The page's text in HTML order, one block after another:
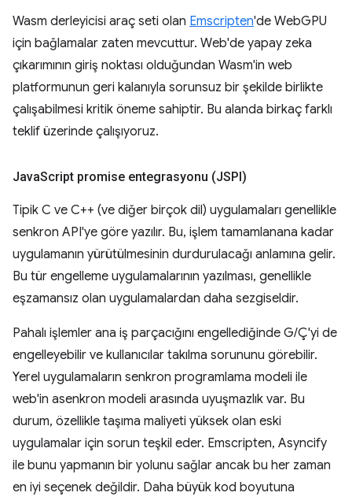
Wasm derleyicisi araç seti olan Emscripten'de WebGPU
için bağlamalar zaten mevcuttur. Web'de yapay zeka
çıkarımının giriş noktası olduğundan Wasm'in web
platformunun geri kalanıyla sorunsuz bir şekilde birlikte
çalışabilmesi kritik öneme sahiptir. Bu alanda birkaç farklı
teklif üzerinde çalışıyoruz.
JavaScript promise entegrasyonu (JSPI)
Tipik C ve C++ (ve diğer birçok dil) uygulamaları genellikle
senkron API'ye göre yazılır. Bu, işlem tamamlanana kadar
uygulamanın yürütülmesinin durdurulacağı anlamına gelir.
Bu tür engelleme uygulamalarının yazılması, genellikle
eşzamansız olan uygulamalardan daha sezgiseldir.
Pahalı işlemler ana iş parçacığını engellediğinde G/Ç'yi de
engelleyebilir ve kullanıcılar takılma sorununu görebilir.
Yerel uygulamaların senkron programlama modeli ile
web'in asenkron modeli arasında uyuşmazlık var. Bu
durum, özellikle taşıma maliyeti yüksek olan eski
uygulamalar için sorun teşkil eder. Emscripten, Asyncify
ile bunu yapmanın bir yolunu sağlar ancak bu her zaman
en iyi seçenek değildir. Daha büyük kod boyutuna